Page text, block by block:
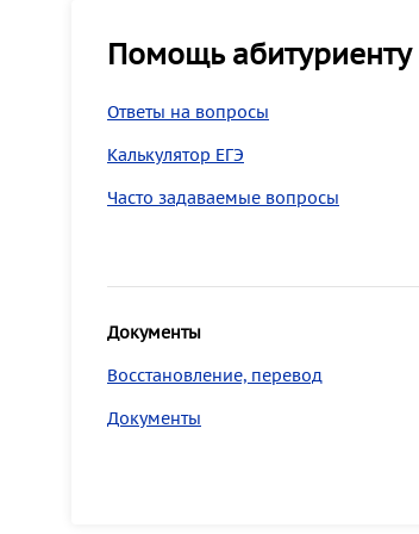
Помощь абитуриенту
Ответы на вопросы
Калькулятор ЕГЭ
Часто задаваемые вопросы
Документы
Восстановление, перевод
Документы